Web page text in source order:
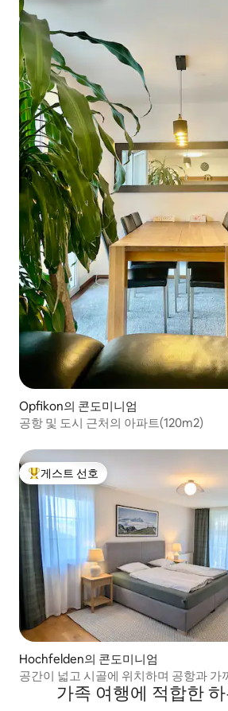
Opfikon의 콘도미니엄
공항 및 도시 근처의 아파트(120m2)
상위 게스트 선호
게스트 선호
Hochfelden의 콘도미니엄
공간이 넓고 시골에 위치하며 공항과 가
가족 여행에 적합한